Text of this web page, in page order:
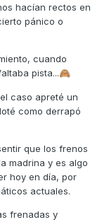
hacían rectos en
pánico o
cuando
pista...🙈
caso apreté un
como derrapó
que los frenos
madrina y es algo
hoy en día, por
actuales.
frenadas y